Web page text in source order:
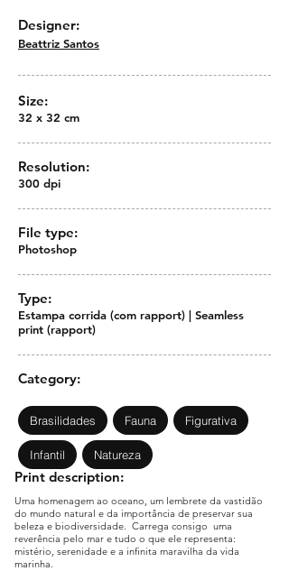
Designer:
Beattriz Santos
Size:
32 x 32 cm
Resolution:
300 dpi
File type:
Photoshop
Type:
Estampa corrida (com rapport) | Seamless
print (rapport)
Category:
Brasilidades Fauna Figurativa
Infantil Natureza
Print description:
Uma homenagem ao oceano, um lembrete da vastidão
do mundo natural e da importância de preservar sua
beleza e biodiversidade. Carrega consigo uma
reverência pelo mar e tudo o que ele representa:
mistério, serenidade e a infinita maravilha da vida
marinha.